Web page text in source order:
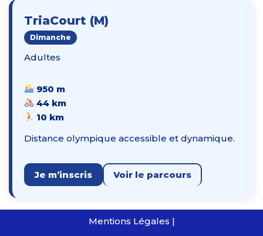
TriaCourt (M)
Dimanche
Adultes
950 m
44 km
10 km
Distance olympique accessible et dynamique.
Je m’inscris Voir le parcours
Mentions Légales |